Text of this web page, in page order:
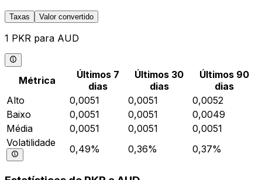
Taxas Valor convertido
1 PKR para AUD
Métrica
Últimos 7
dias
Últimos 30
dias
Últimos 90
dias
Alto
0,0051 0,0051
0,0052
Baixo
0,0051 0,0051
0,0049
Média
0,0051 0,0051
0,0051
Volatilidade
0,49% 0,36% 0,37%